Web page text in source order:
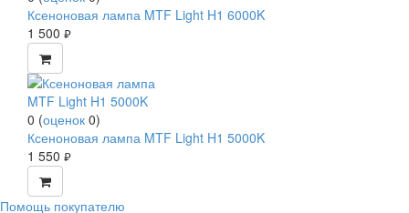
Ксеноновая лампа MTF Light H1 6000K
1 500 руб.
0 (оценок 0)
Ксеноновая лампа MTF Light H1 5000K
1 550 руб.
Помощь покупателю